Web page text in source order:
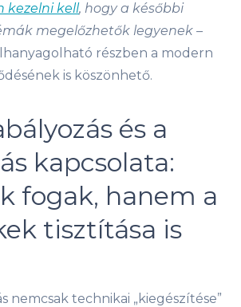
kezelni kell, hogy a későbbi
megelőzhetők legyenek –
részben a modern
is köszönhető.
és a
kapcsolata:
fogak, hanem a
tisztítása is
nemcsak technikai „kiegészítése”